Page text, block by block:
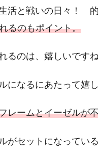
活と戦いの日々！
るのもポイント。
るのは、嬉しいです
なるにあたって嬉
レームとイーゼルが
セットになってい